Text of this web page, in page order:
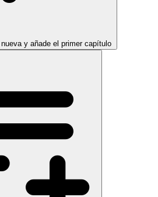
y añade el primer capítulo